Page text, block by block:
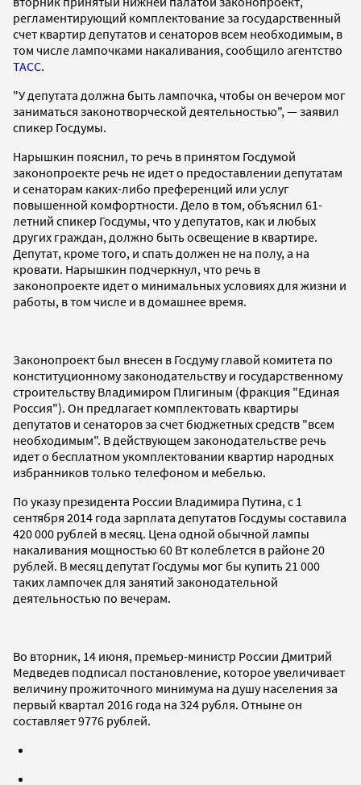
регламентирующий комплектование за государственный
счет квартир депутатов и сенаторов всем необходимым, в
том числе лампочками накаливания, сообщило агентство
ТАСС.
"У депутата должна быть лампочка, чтобы он вечером мог
заниматься законотворческой деятельностью", — заявил
спикер Госдумы.
Нарышкин пояснил, то речь в принятом Госдумой
законопроекте речь не идет о предоставлении депутатам
и сенаторам каких-либо преференций или услуг
повышенной комфортности. Дело в том, объяснил 61-
летний спикер Госдумы, что у депутатов, как и любых
других граждан, должно быть освещение в квартире.
Депутат, кроме того, и спать должен не на полу, а на
кровати. Нарышкин подчеркнул, что речь в
законопроекте идет о минимальных условиях для жизни и
работы, в том числе и в домашнее время.
Законопроект был внесен в Госдуму главой комитета по
конституционному законодательству и государственному
строительству Владимиром Плигиным (фракция "Единая
Россия"). Он предлагает комплектовать квартиры
депутатов и сенаторов за счет бюджетных средств "всем
необходимым". В действующем законодательстве речь
идет о бесплатном укомплектовании квартир народных
избранников только телефоном и мебелью.
По указу президента России Владимира Путина, с 1
сентября 2014 года зарплата депутатов Госдумы составила
420 000 рублей в месяц. Цена одной обычной лампы
накаливания мощностью 60 Вт колеблется в районе 20
рублей. В месяц депутат Госдумы мог бы купить 21 000
таких лампочек для занятий законодательной
деятельностью по вечерам.
Во вторник, 14 июня, премьер-министр России Дмитрий
Медведев подписал постановление, которое увеличивает
величину прожиточного минимума на душу населения за
первый квартал 2016 года на 324 рубля. Отныне он
составляет 9776 рублей.